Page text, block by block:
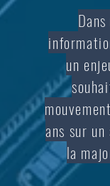
un
ans sur
la